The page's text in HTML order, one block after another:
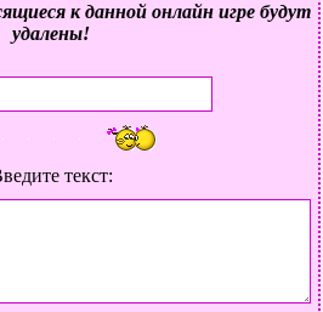
к данной онлайн игре будут
удалены!
текст: